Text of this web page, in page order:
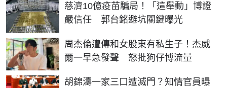
慈濟10億疫苗騙局！「這舉動」博證
嚴信任 郭台銘避坑關鍵曝光
周杰倫遭傳和女股東有私生子！杰威
爾一早急發聲 怒批狗仔博流量
胡錦濤一家三口遭滅門？知情官員曝